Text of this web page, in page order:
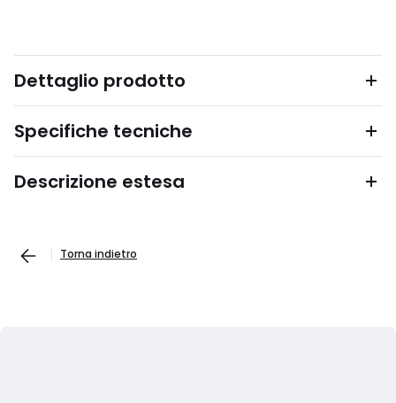
Dettaglio prodotto
Specifiche tecniche
Descrizione estesa
Torna indietro